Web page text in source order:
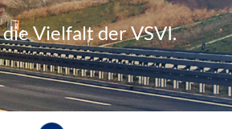
Vielfalt der VSVI.